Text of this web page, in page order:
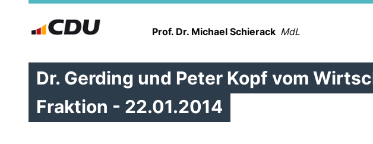
Prof. Dr. Michael Schierack MdL
Dr. Gerding und Peter Kopf vom
Fraktion - 22.01.2014